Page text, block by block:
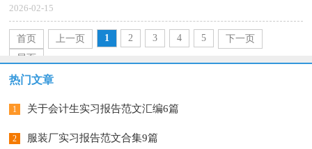
才是有效的呢？以下是小编整理的会计类实习报告，希...
2026-02-15
首页 上一页 1 2 3 4 5
下一页
尾页
热门文章
1 关于会计生实习报告范文汇编6篇
2 服装厂实习报告范文合集9篇